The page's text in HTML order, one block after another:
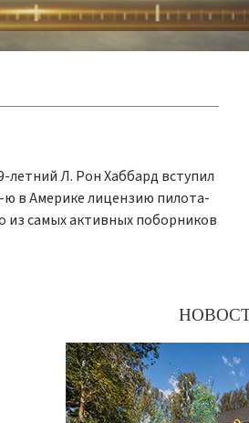
летний Л. Рон Хаббард вступил
ю в Америке лицензию пилота-
из самых активных поборников